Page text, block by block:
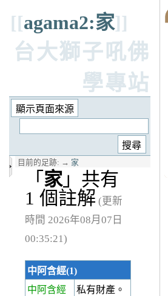
[[agama2:家]]
台大獅子吼佛
學專站
目前的足跡: → 家
「 家」共有
1 個註解 (更新
時間 2026年08月07日
00:35:21)
中阿含經(1)
中阿含經
私有財產。